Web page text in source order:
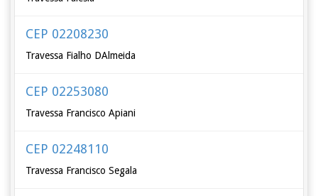
CEP 02208230
Travessa Fialho DAlmeida
CEP 02253080
Travessa Francisco Apiani
CEP 02248110
Travessa Francisco Segala